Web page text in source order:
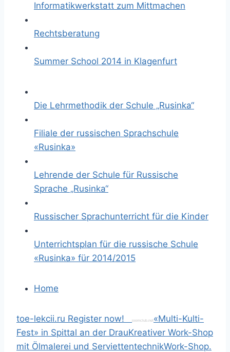
Informatikwerkstatt zum Mittmachen
Rechtsberatung
Summer School 2014 in Klagenfurt
Die Lehrmethodik der Schule „Rusinka“
Filiale der russischen Sprachschule
«Rusinka»
Lehrende der Schule für Russische
Sprache „Rusinka“
Russischer Sprachunterricht für die Kinder
Unterrichtsplan für die russische Schule
«Rusinka» für 2014/2015
Home
toe-lekcii.ru Register now! joomclub.net «Multi-Kulti-
Fest» in Spittal an der DrauKreativer Work-Shop
mit Ölmalerei und ServiettentechnikWork-Shop.